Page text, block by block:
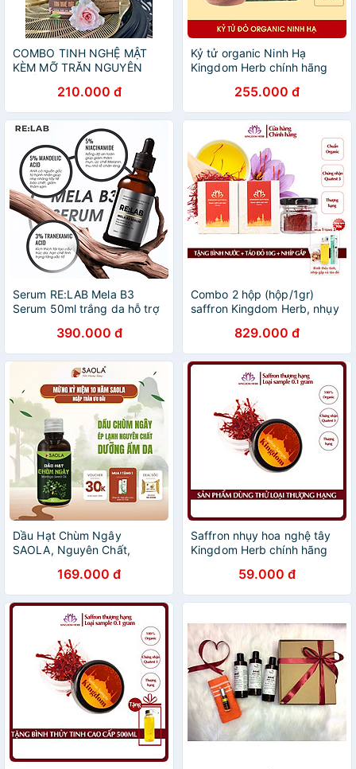
COMBO TINH NGHỆ MẬT
KÈM MỠ TRĂN NGUYÊN
210.000 đ
Kỷ tử organic Ninh Hạ
Kingdom Herb chính hãng
255.000 đ
Serum RE:LAB Mela B3
Serum 50ml trắng da hỗ trợ
390.000 đ
Combo 2 hộp (hộp/1gr)
saffron Kingdom Herb, nhụy
hãng super negin thượng
hạng (tặng táo đỏ Tân
Cương 10g, bình thủy tinh
và nhíp gắp saffron)
829.000 đ
Dầu Hạt Chùm Ngây
SAOLA, Nguyên Chất,
Sẹo, Da Sáng Mịn, 10ml và
30ml
169.000 đ
Saffron nhụy hoa nghệ tây
Kingdom Herb chính hãng
hạng hộp 0.1 gram (mẫu
thử)
59.000 đ